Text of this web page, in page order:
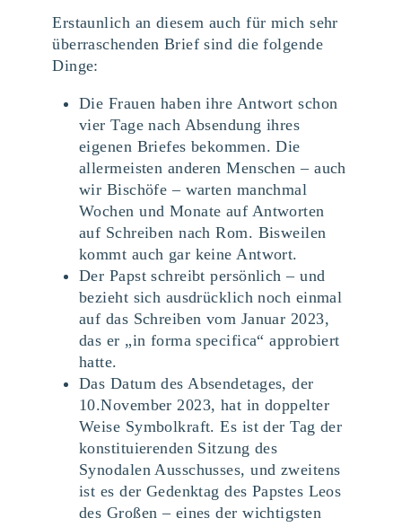
Erstaunlich an diesem auch für mich sehr
überraschenden Brief sind die folgende
Dinge:
Die Frauen haben ihre Antwort schon
vier Tage nach Absendung ihres
eigenen Briefes bekommen. Die
allermeisten anderen Menschen – auch
wir Bischöfe – warten manchmal
Wochen und Monate auf Antworten
auf Schreiben nach Rom. Bisweilen
kommt auch gar keine Antwort.
Der Papst schreibt persönlich – und
bezieht sich ausdrücklich noch einmal
auf das Schreiben vom Januar 2023,
das er „in forma specifica“ approbiert
hatte.
Das Datum des Absendetages, der
10.November 2023, hat in doppelter
Weise Symbolkraft. Es ist der Tag der
konstituierenden Sitzung des
Synodalen Ausschusses, und zweitens
ist es der Gedenktag des Papstes Leos
des Großen – eines der wichtigsten